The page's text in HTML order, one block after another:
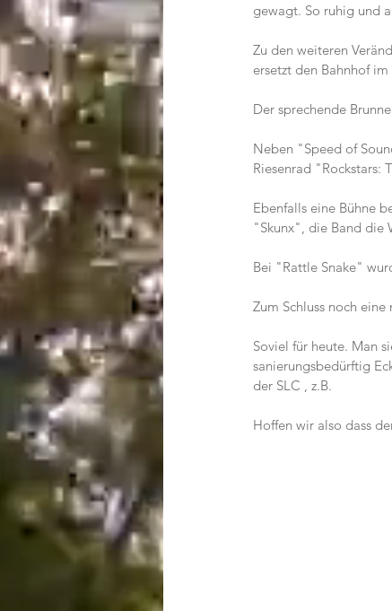
gewagt. So ruhig und
Zu den weiteren
ersetzt den Bahnhof
Der sprechende
Neben "Speed of
Riesenrad "Rockstars:
Ebenfalls eine Bühne
"Skunx", die Band die
Bei "Rattle Snake"
Zum Schluss noch
Soviel für heute. Man
sanierungsbedürftig
der SLC , z.B.
Hoffen wir also dass